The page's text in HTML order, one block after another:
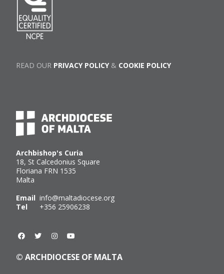
Archbishop's Curia
18, St Calcedonius Square
Floriana FRN 1535
Malta
Email info@maltadiocese.org
Tel +356 25906238
© ARCHDIOCESE OF MALTA
READ OUR PRIVACY POLICY& COOKIE POLICY